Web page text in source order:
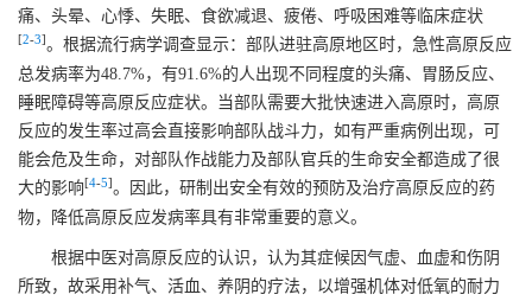
痛、头晕、心悸、失眠、食欲减退、疲倦、呼吸困难等临床症状
[2-3]。根据流行病学调查显示：部队进驻高原地区时，急性高原反应
总发病率为48.7%，有91.6%的人出现不同程度的头痛、胃肠反应、
睡眠障碍等高原反应症状。当部队需要大批快速进入高原时，高原
反应的发生率过高会直接影响部队战斗力，如有严重病例出现，可
能会危及生命，对部队作战能力及部队官兵的生命安全都造成了很
大的影响[4-5]。因此，研制出安全有效的预防及治疗高原反应的药
物，降低高原反应发病率具有非常重要的意义。
根据中医对高原反应的认识，认为其症候因气虚、血虚和伤阴
所致，故采用补气、活血、养阴的疗法，以增强机体对低氧的耐力